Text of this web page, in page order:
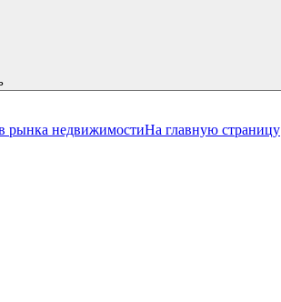
рынка недвижимостиНа главную страницу